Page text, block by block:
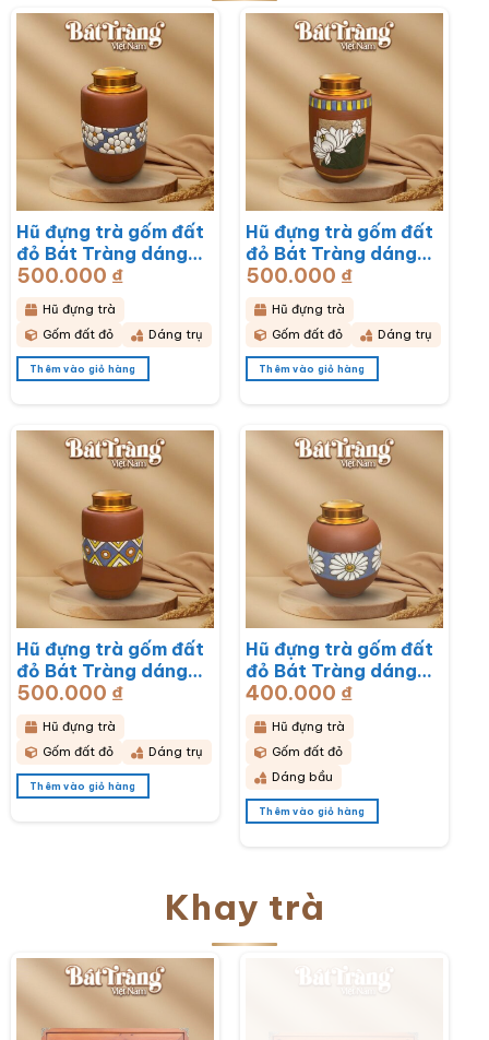
Hũ đựng trà gốm đất
đỏ Bát Tràng dáng
trụ hoạ tiết hoa mai
trắng BT-HĐT13
500.000 ₫
Hũ đựng trà
Gốm đất đỏ
Dáng trụ
Thêm vào giỏ hàng
Hũ đựng trà gốm đất
đỏ Bát Tràng dáng
trụ hoạ tiết hoa sen
BT-HĐT12
500.000 ₫
Hũ đựng trà
Gốm đất đỏ
Dáng trụ
Thêm vào giỏ hàng
Hũ đựng trà gốm đất
đỏ Bát Tràng dáng
bầu hoạ tiết thổ cẩm
BT-HĐT11
500.000 ₫
Hũ đựng trà
Gốm đất đỏ
Dáng trụ
Thêm vào giỏ hàng
Hũ đựng trà gốm đất
đỏ Bát Tràng dáng
bầu hoạ tiết hoa cúc
hoạ mi trắng BT-
HĐT10
400.000 ₫
Hũ đựng trà
Gốm đất đỏ
Dáng bầu
Thêm vào giỏ hàng
Khay trà